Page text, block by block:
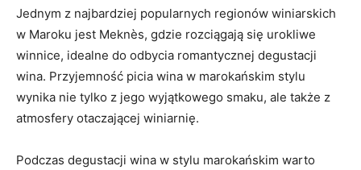
Jednym z najbardziej popularnych regionów⁣ winiarskich
w Maroku ‌jest Meknès, gdzie ⁣rozciągają się urokliwe
winnice, idealne do odbycia romantycznej degustacji
wina. Przyjemność picia wina w marokańskim‌ stylu
wynika⁤ nie ⁤tylko z jego wyjątkowego smaku, ale także z
atmosfery otaczającej winiarnię.
Podczas degustacji​ wina w stylu​ marokańskim ⁤warto